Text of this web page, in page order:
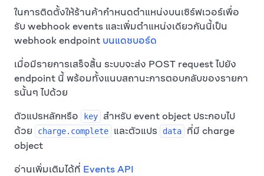
ในการติดตั้งให้ร้านค้ากำหนดตำแหน่งบนเซิร์ฟเวอร์เพื่อ
รับ webhook events และเพิ่มตำแหน่งเดียวกันนี้เป็น
webhook endpoint บนแดชบอร์ด
เมื่อมีรายการเสร็จสิ้น ระบบจะส่ง POST request ไปยัง
endpoint นี้ พร้อมทั้งแนบสถานะการตอบกลับของรายกา
รนั้นๆ ไปด้วย
ตัวแปรหลักหรือ
key
สำหรับ event object ประกอบไป
ด้วย
charge.complete และตัวแปร data
ที่มี charge
object
อ่านเพิ่มเติมได้ที่ Events API